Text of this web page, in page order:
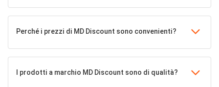
Perché i prezzi di MD Discount sono convenienti?
I prodotti a marchio MD Discount sono di qualità?